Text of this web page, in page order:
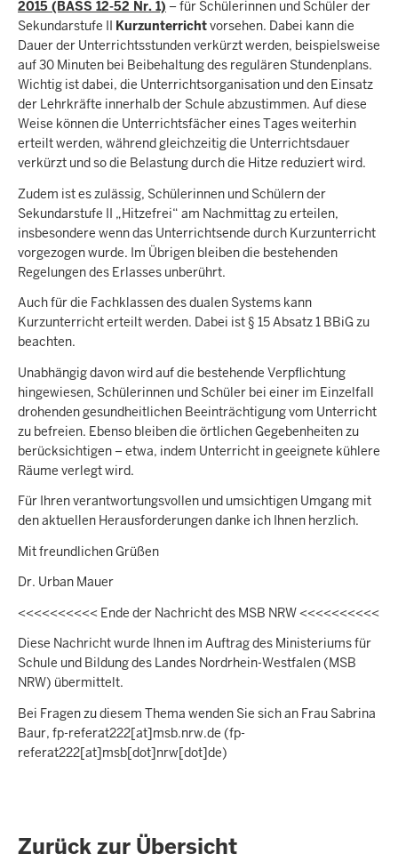
2015 (BASS 12-52 Nr. 1) – für Schülerinnen und Schüler der
Sekundarstufe II Kurzunterrichtvorsehen. Dabei kann die
Dauer der Unterrichtsstunden verkürzt werden, beispielsweise
auf 30 Minuten bei Beibehaltung des regulären Stundenplans.
Wichtig ist dabei, die Unterrichtsorganisation und den Einsatz
der Lehrkräfte innerhalb der Schule abzustimmen. Auf diese
Weise können die Unterrichtsfächer eines Tages weiterhin
erteilt werden, während gleichzeitig die Unterrichtsdauer
verkürzt und so die Belastung durch die Hitze reduziert wird.
Zudem ist es zulässig, Schülerinnen und Schülern der
Sekundarstufe II „Hitzefrei“ am Nachmittag zu erteilen,
insbesondere wenn das Unterrichtsende durch Kurzunterricht
vorgezogen wurde. Im Übrigen bleiben die bestehenden
Regelungen des Erlasses unberührt.
Auch für die Fachklassen des dualen Systems kann
Kurzunterricht erteilt werden. Dabei ist § 15 Absatz 1 BBiG zu
beachten.
Unabhängig davon wird auf die bestehende Verpflichtung
hingewiesen, Schülerinnen und Schüler bei einer im Einzelfall
drohenden gesundheitlichen Beeinträchtigung vom Unterricht
zu befreien. Ebenso bleiben die örtlichen Gegebenheiten zu
berücksichtigen – etwa, indem Unterricht in geeignete kühlere
Räume verlegt wird.
Für Ihren verantwortungsvollen und umsichtigen Umgang mit
den aktuellen Herausforderungen danke ich Ihnen herzlich.
Mit freundlichen Grüßen
Dr. Urban Mauer
<<<<<<<<<< Ende der Nachricht des MSB NRW <<<<<<<<<<
Diese Nachricht wurde Ihnen im Auftrag des Ministeriums für
Schule und Bildung des Landes Nordrhein-Westfalen (MSB
NRW) übermittelt.
Bei Fragen zu diesem Thema wenden Sie sich an Frau Sabrina
Baur, fp-referat222[at]msb.nrw.de (fp-
referat222[at]msb[dot]nrw[dot]de)
Zurück zur Übersicht